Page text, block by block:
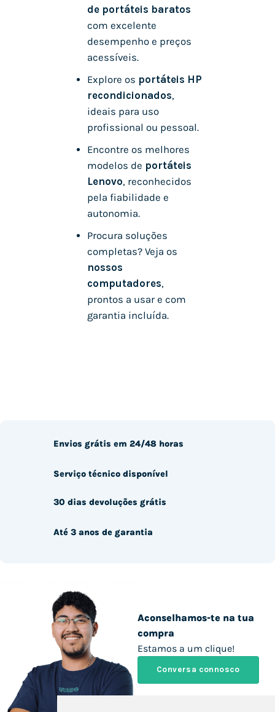
de portáteis baratos
com excelente
desempenho e preços
acessíveis.
Explore os portáteis HP
recondicionados,
ideais para uso
profissional ou pessoal.
Encontre os melhores
modelos de portáteis
Lenovo, reconhecidos
pela fiabilidade e
autonomia.
Procura soluções
completas? Veja os
nossos
computadores,
prontos a usar e com
garantia incluída.
Aconselhamos-te na tua
compra
Estamos a um clique!
Conversa connosco
Envios grátis em 24/48 horas
Serviço técnico disponível
30 dias devoluções grátis
Até 3 anos de garantia